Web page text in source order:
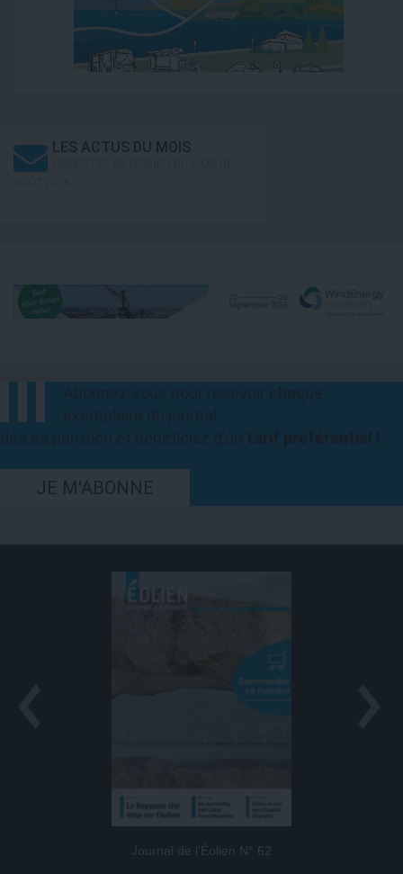
LES ACTUS DU MOIS
JE M'ABONNE
Journal de l’Éolien N° 62